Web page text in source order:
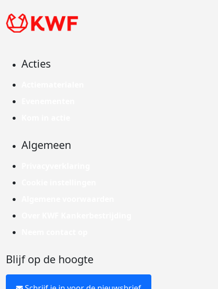
Acties
Algemeen
Blijf op de hoogte